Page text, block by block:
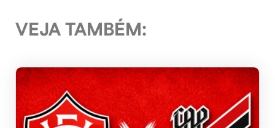
VEJA TAMBÉM: